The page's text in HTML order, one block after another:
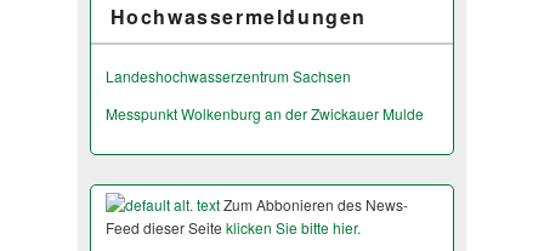
Hochwassermeldungen
Landeshochwas­serzentrum Sachsen
Messpunkt Wolkenburg an der Zwickauer Mulde
Zum Abbonieren des News-
Feed dieser Seite klicken Sie bitte hier.